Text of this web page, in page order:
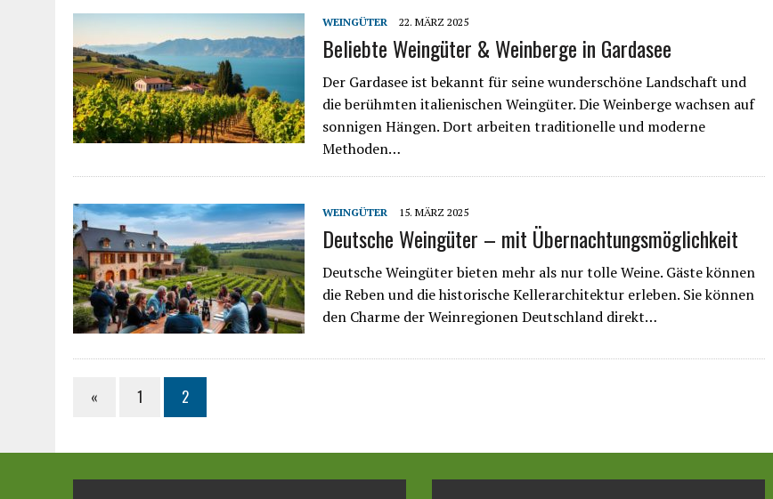
WEINGÜTER 22. MÄRZ 2025
Beliebte Weingüter & Weinberge in Gardasee
Der Gardasee ist bekannt für seine wunderschöne Landschaft und
die berühmten italienischen Weingüter. Die Weinberge wachsen auf
sonnigen Hängen. Dort arbeiten traditionelle und moderne
Methoden…
WEINGÜTER 15. MÄRZ 2025
Deutsche Weingüter – mit Übernachtungsmöglichkeit
Deutsche Weingüter bieten mehr als nur tolle Weine. Gäste können
die Reben und die historische Kellerarchitektur erleben. Sie können
den Charme der Weinregionen Deutschland direkt…
« 1 2